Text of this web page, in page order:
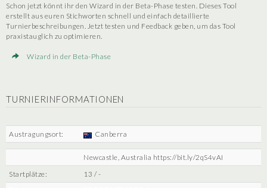
Schon jetzt könnt ihr den Wizard in der Beta-Phase testen. Dieses Tool
erstellt aus euren Stichworten schnell und einfach detaillierte
Turnierbeschreibungen. Jetzt testen und Feedback geben, um das Tool
praxistauglich zu optimieren.
Wizard in der Beta-Phase
TURNIERINFORMATIONEN
Austragungsort: Canberra
Newcastle, Australia https://bit.ly/2qS4vAI
Startplätze:
13 / -